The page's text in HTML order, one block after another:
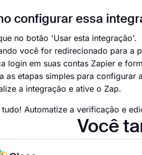
configurar essa
no botão 'Usar esta integração'.
você for redirecionado para a
login em suas contas Zapier e
as etapas simples para configurar
a integração e ative o Zap.
tudo! Automatize a verificação e
Você